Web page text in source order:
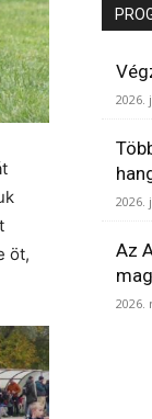
öt,
2026.
2026.
Az
2026.